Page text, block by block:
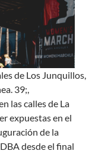
de Los Junquillos,
39;,
las calles de La
expuestas en el
de la
desde el final